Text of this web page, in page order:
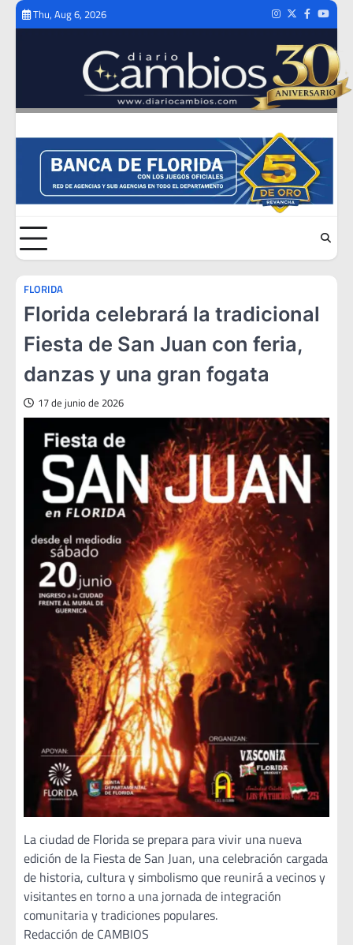
Skip
Thu, Aug 6, 2026 Instagram
TwitterFacebook
FLORIDA
Florida celebrará la tradicional
Fiesta de San Juan con feria,
danzas y una gran fogata
17 de junio de 2026
La ciudad de Florida se prepara para vivir una nueva
edición de la Fiesta de San Juan, una celebración cargada
de historia, cultura y simbolismo que reunirá a vecinos y
visitantes en torno a una jornada de integración
comunitaria y tradiciones populares.
Redacción de CAMBIOS